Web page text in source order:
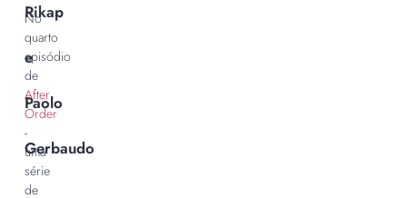
Rikap
e
Paolo
Gerbaudo
No
quarto
episódio
de
After
Order
-
uma
série
de